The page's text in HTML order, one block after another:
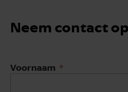
Neem contact
Voornaam